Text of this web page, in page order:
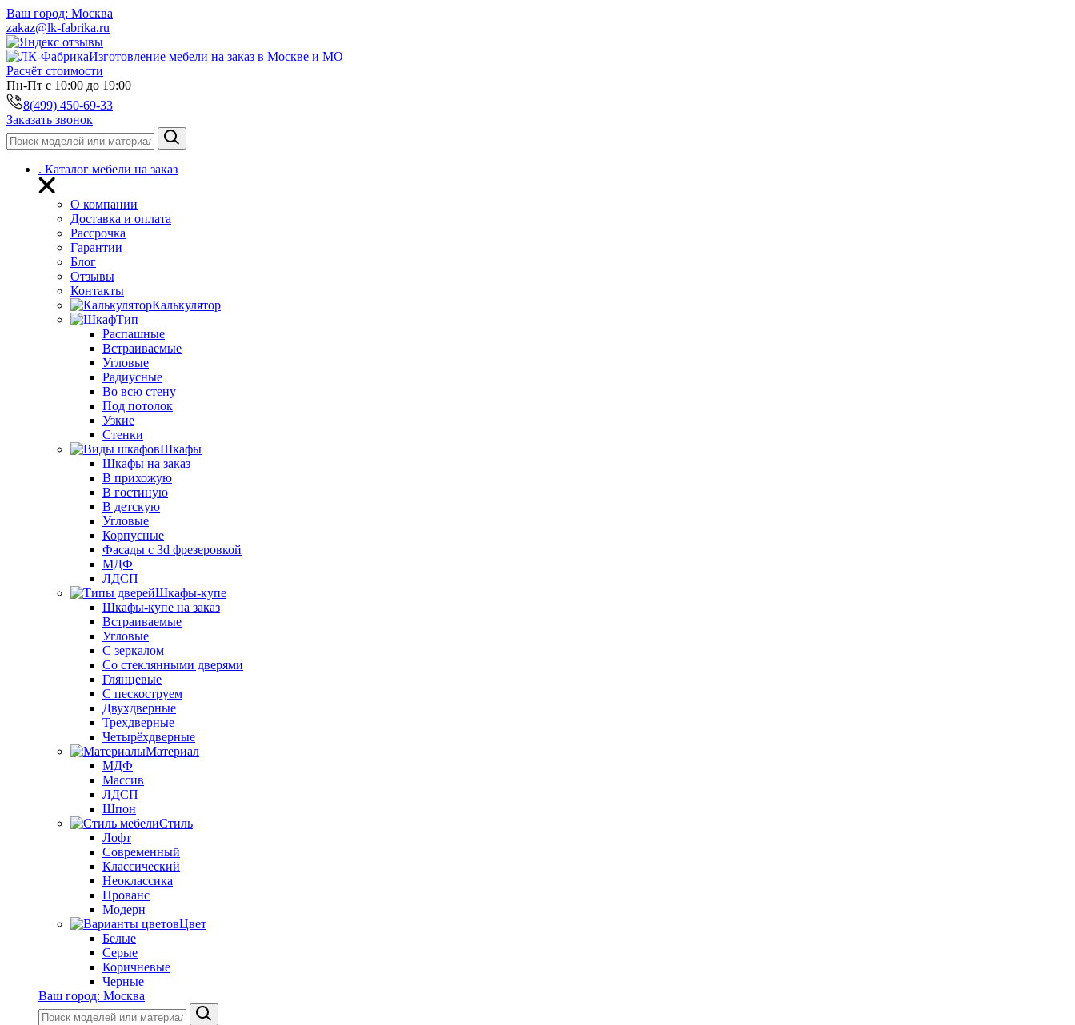
Ваш город: Москва
zakaz@lk-fabrika.ru
Изготовление мебели на заказ в Москве и МО
Расчёт стоимости
Пн-Пт с 10:00 до 19:00
8(499) 450-69-33
Заказать звонок
. Каталог мебели на заказ
О компании
Доставка и оплата
Рассрочка
Гарантии
Блог
Отзывы
Контакты
Калькулятор
Тип
Распашные
Встраиваемые
Угловые
Радиусные
Во всю стену
Под потолок
Узкие
Стенки
Шкафы
Шкафы на заказ
В прихожую
В гостиную
В детскую
Угловые
Корпусные
Фасады с 3d фрезеровкой
МДФ
ЛДСП
Шкафы-купе
Шкафы-купе на заказ
Встраиваемые
Угловые
С зеркалом
Со стеклянными дверями
Глянцевые
С пескоструем
Двухдверные
Трехдверные
Четырёхдверные
Материал
МДФ
Массив
ЛДСП
Шпон
Стиль
Лофт
Современный
Классический
Неоклассика
Прованс
Модерн
Цвет
Белые
Серые
Коричневые
Черные
Ваш город: Москва